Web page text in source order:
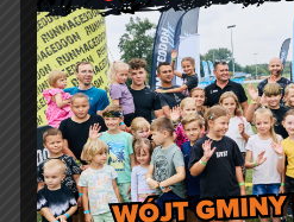
Godziny otwarcia Urzędu:
pon.: 9:00 – 17:00
wt. – pt.: 7:30 – 15:30